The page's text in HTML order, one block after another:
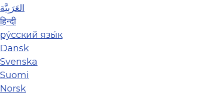
العَرَبِيَّة
हिन्दी
ру́сский язы́к
Dansk
Svenska
Suomi
Norsk